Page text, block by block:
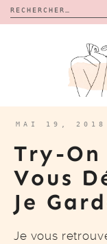
Rechercher :
CALENDRIERS
BON PLAN
À PROPOS
CONTACT
MAI 19, 2018
Try-
Vous
Je
Je vous